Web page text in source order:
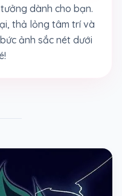
dành cho bạn.
thả lỏng tâm trí và
ảnh sắc nét dưới